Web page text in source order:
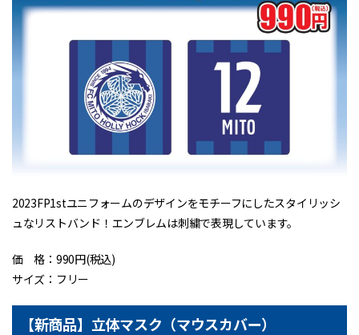
2023FP1stユニフォームのデザインをモチーフにしたスタイリッシ
ュなリストバンド！エンブレムは刺繍で表現しています。
価 格：990円(税込)
サイズ：フリー
【新商品】立体マスク（マウスカバー）